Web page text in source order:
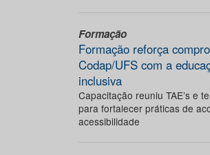
Formação
Formação reforça
Codap/UFS com a
inclusiva
Capacitação reuniu TAE’s e
para fortalecer práticas de
acessibilidade